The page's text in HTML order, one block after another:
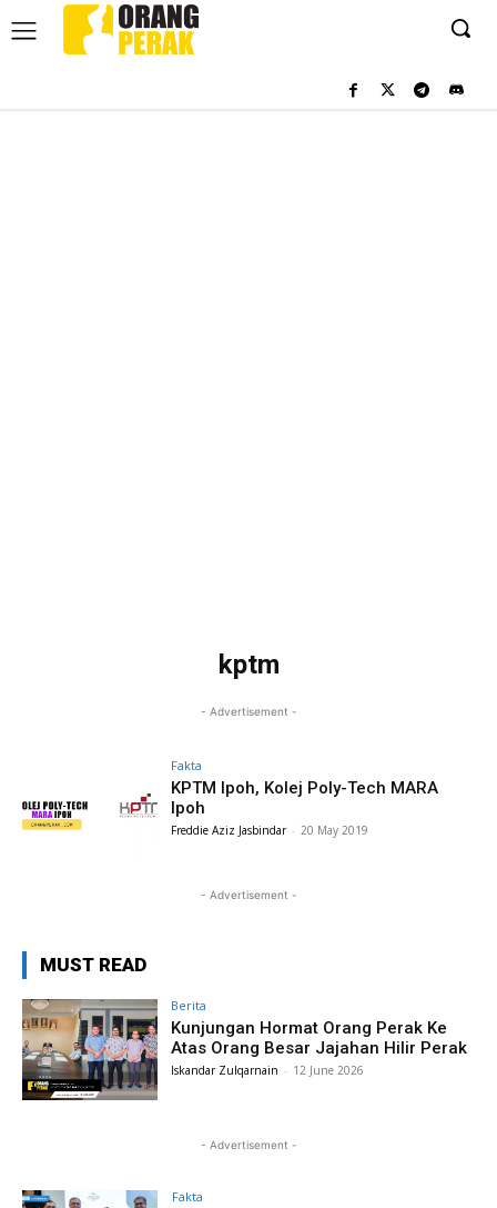
kptm
- Advertisement -
Fakta
KPTM Ipoh, Kolej Poly-Tech MARA
Ipoh
Freddie Aziz Jasbindar - 20 May 2019
- Advertisement -
MUST READ
Berita
Kunjungan Hormat Orang Perak Ke
Atas Orang Besar Jajahan Hilir Perak
Iskandar Zulqarnain - 12 June 2026
- Advertisement -
Fakta